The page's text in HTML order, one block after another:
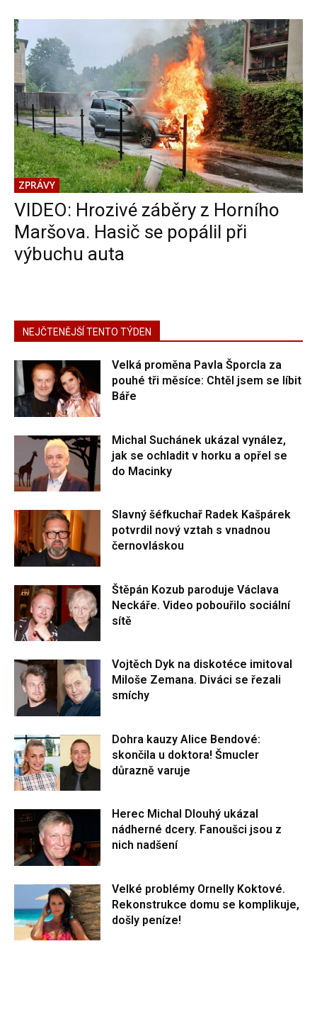
ZPRÁVY
VIDEO: Hrozivé záběry z Horního
Maršova. Hasič se popálil při
výbuchu auta
NEJČTENĚJŠÍ TENTO TÝDEN
Velká proměna Pavla Šporcla za
pouhé tři měsíce: Chtěl jsem se líbit
Báře
Michal Suchánek ukázal vynález,
jak se ochladit v horku a opřel se
do Macinky
Slavný šéfkuchař Radek Kašpárek
potvrdil nový vztah s vnadnou
černovláskou
Štěpán Kozub paroduje Václava
Neckáře. Video pobouřilo sociální
sítě
Vojtěch Dyk na diskotéce imitoval
Miloše Zemana. Diváci se řezali
smíchy
Dohra kauzy Alice Bendové:
skončila u doktora! Šmucler
důrazně varuje
Herec Michal Dlouhý ukázal
nádherné dcery. Fanoušci jsou z
nich nadšení
Velké problémy Ornelly Koktové.
Rekonstrukce domu se komplikuje,
došly peníze!